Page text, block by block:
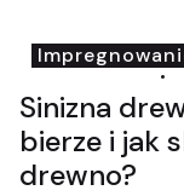
chcą
nie zaś go ukryć.
kitdodrewna.pl
Sinizna
bierze i jak
drewno?